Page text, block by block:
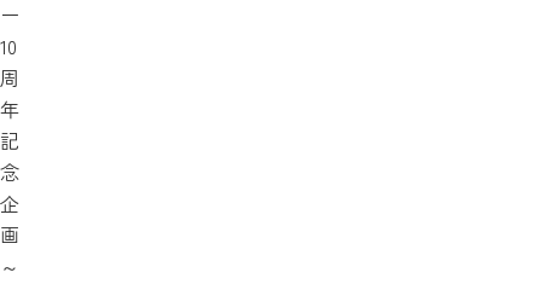
ー
10
周
年
記
念
企
画
～